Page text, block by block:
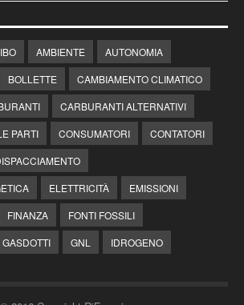
AMBIENTE
AUTONOMIA
BOLLETTE
CAMBIAMENTO CLIMATICO
CARBURANTI ALTERNATIVI
PARTI
CONSUMATORI
CONTATORI
ELETTRICITÀ
EMISSIONI
FINANZA
FONTI FOSSILI
GASDOTTI GNL IDROGENO